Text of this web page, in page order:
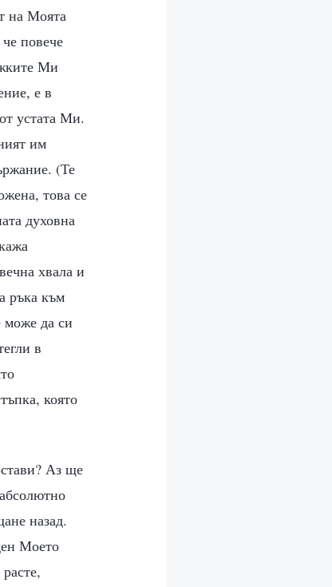
на Моята
повече
Ми
е в
устата Ми.
им
(Те
това се
духовна
хвала и
ръка към
може да си
в
която
Аз ще
назад.
Моето